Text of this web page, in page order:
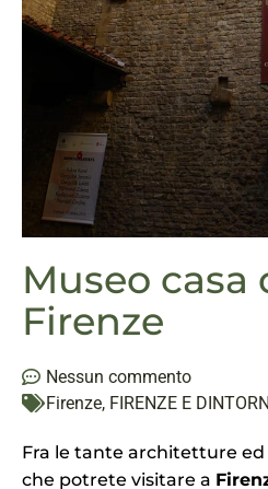
Museo casa
Firenze
Nessun commento
Firenze, FIRENZE E
Fra le tante architetture
che potrete visitare a